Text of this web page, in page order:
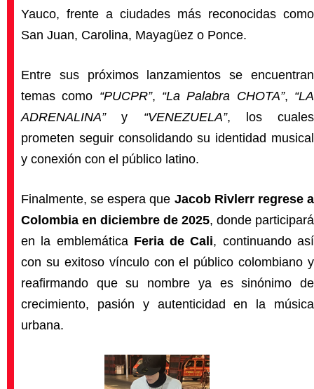
Yauco, frente a ciudades más reconocidas como
San Juan, Carolina, Mayagüez o Ponce.
Entre sus próximos lanzamientos se encuentran
temas como “PUCPR”, “La Palabra CHOTA”, “LA
ADRENALINA”y “VENEZUELA”, los cuales
prometen seguir consolidando su identidad musical
y conexión con el público latino.
Finalmente, se espera que Jacob Rivlerr regrese a
Colombia en diciembre de 2025, donde participará
en la emblemática Feria de Cali, continuando así
con su exitoso vínculo con el público colombiano y
reafirmando que su nombre ya es sinónimo de
crecimiento, pasión y autenticidad en la música
urbana.